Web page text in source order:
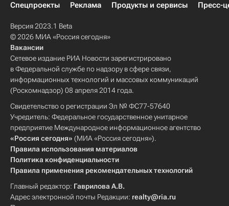
Спецпроекты
Реклама Продукты и сервисы Пресс-
Версия 2023.1 Beta
© 2026 МИА «Россия сегодня»
Вакансии
Сетевое издание РИА Новости зарегистрировано
в Федеральной службе по надзору в сфере связи,
информационных технологий и массовых коммуникаций
(Роскомнадзор) 08 апреля 2014 года.
Свидетельство о регистрации Эл № ФС77-57640
Учредитель: Федеральное государственное унитарное
предприятие Международное информационное агентство
«Россия сегодня» (МИА «Россия сегодня»).
Правила использования материалов
Политика конфиденциальности
Правила применения рекомендательных технологий
Главный редактор: Гаврилова А.В.
Адрес электронной почты Редакции: realty@ria.ru